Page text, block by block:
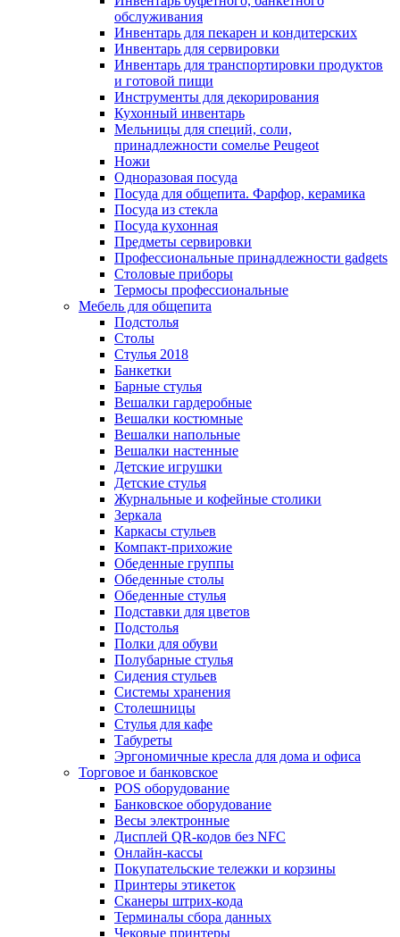
обслуживания
Инвентарь для пекарен и кондитерских
Инвентарь для сервировки
Инвентарь для транспортировки продуктов
и готовой пищи
Инструменты для декорирования
Кухонный инвентарь
Мельницы для специй, соли,
принадлежности сомелье Peugeot
Ножи
Одноразовая посуда
Посуда для общепита. Фарфор, керамика
Посуда из стекла
Посуда кухонная
Предметы сервировки
Профессиональные принадлежности gadgets
Столовые приборы
Термосы профессиональные
Мебель для общепита
Подстолья
Столы
Стулья 2018
Банкетки
Барные стулья
Вешалки гардеробные
Вешалки костюмные
Вешалки напольные
Вешалки настенные
Детские игрушки
Детские стулья
Журнальные и кофейные столики
Зеркала
Каркасы стульев
Компакт-прихожие
Обеденные группы
Обеденные столы
Обеденные стулья
Подставки для цветов
Подстолья
Полки для обуви
Полубарные стулья
Сидения стульев
Системы хранения
Столешницы
Стулья для кафе
Табуреты
Эргономичные кресла для дома и офиса
Торговое и банковское
POS оборудование
Банковское оборудование
Весы электронные
Дисплей QR-кодов без NFC
Онлайн-кассы
Покупательские тележки и корзины
Принтеры этикеток
Сканеры штрих-кода
Терминалы сбора данных
Чековые принтеры